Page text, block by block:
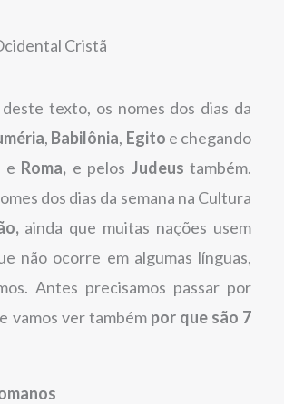
Cristã
deste texto, os nomes dos dias da
, Babilônia, Egito e chegando
e Roma, e pelos Judeustambém.
dos dias da semana na Cultura
ainda que muitas nações usem
não ocorre em algumas línguas,
Antes precisamos passar por
e vamos ver também por que são 7